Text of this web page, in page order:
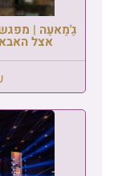
גַ'מַאעַה |
אצל